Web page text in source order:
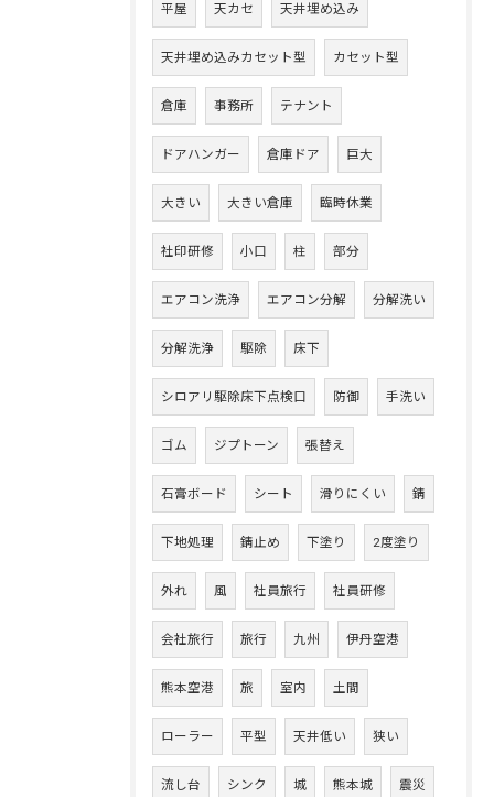
平屋 天カセ 天井埋め込み
天井埋め込みカセット型 カセット型
倉庫 事務所 テナント
ドアハンガー 倉庫ドア 巨大
大きい 大きい倉庫 臨時休業
社印研修 小口 柱 部分
エアコン洗浄 エアコン分解 分解洗い
分解洗浄 駆除 床下
シロアリ駆除床下点検口 防御 手洗い
ゴム ジプトーン 張替え
石膏ボード シート 滑りにくい 錆
下地処理 錆止め 下塗り 2度塗り
外れ 風 社員旅行 社員研修
会社旅行 旅行 九州 伊丹空港
熊本空港 旅 室内 土間
ローラー 平型 天井低い 狭い
流し台 シンク 城 熊本城 震災